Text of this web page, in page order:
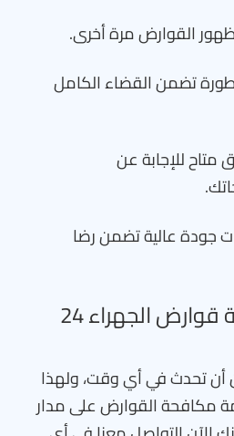
ظهور القوارض مرة أخرى.
تضمن القضاء الكامل
للإجابة عن
جودة عالية تضمن رضا
رقم شركة مكافحة قوارض الجهراء 24
تحدث في أي وقت، ولهذا
مكافحة القوارض على مدار